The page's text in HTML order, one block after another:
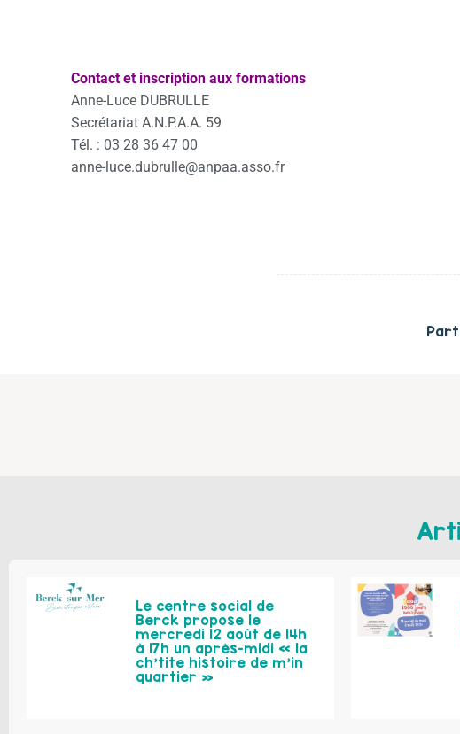
Contact et inscription aux formations
Anne-Luce DUBRULLE
Secrétariat A.N.P.A.A. 59
Tél. : 03 28 36 47 00
anne-luce.dubrulle@anpaa.asso.fr
Le centre social de
Berck propose le
mercredi 12 août de 14h
à 17h un après-midi « la
ch’tite histoire de m’in
quartier »